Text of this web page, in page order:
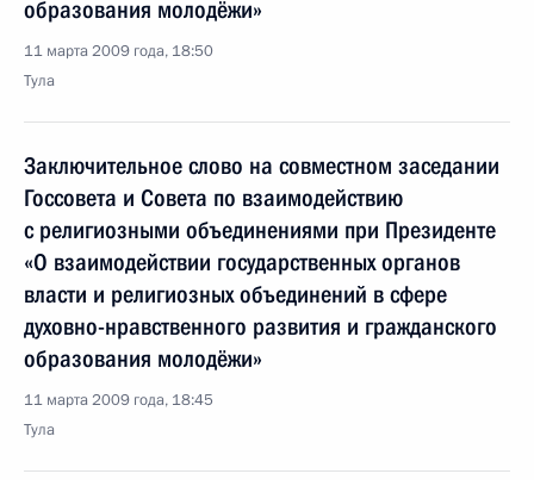
образования молодёжи»
11 марта 2009 года, 18:50
Тула
Заключительное слово на совместном заседании
Госсовета и Совета по взаимодействию
с религиозными объединениями при Президенте
«О взаимодействии государственных органов
власти и религиозных объединений в сфере
духовно-нравственного развития и гражданского
образования молодёжи»
11 марта 2009 года, 18:45
Тула